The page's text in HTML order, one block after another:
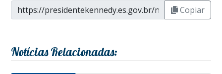
Copiar
Notícias Relacionadas: